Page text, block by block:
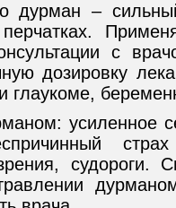
дурман –
с
дозировку
глаукоме,
усиленное
судороги.